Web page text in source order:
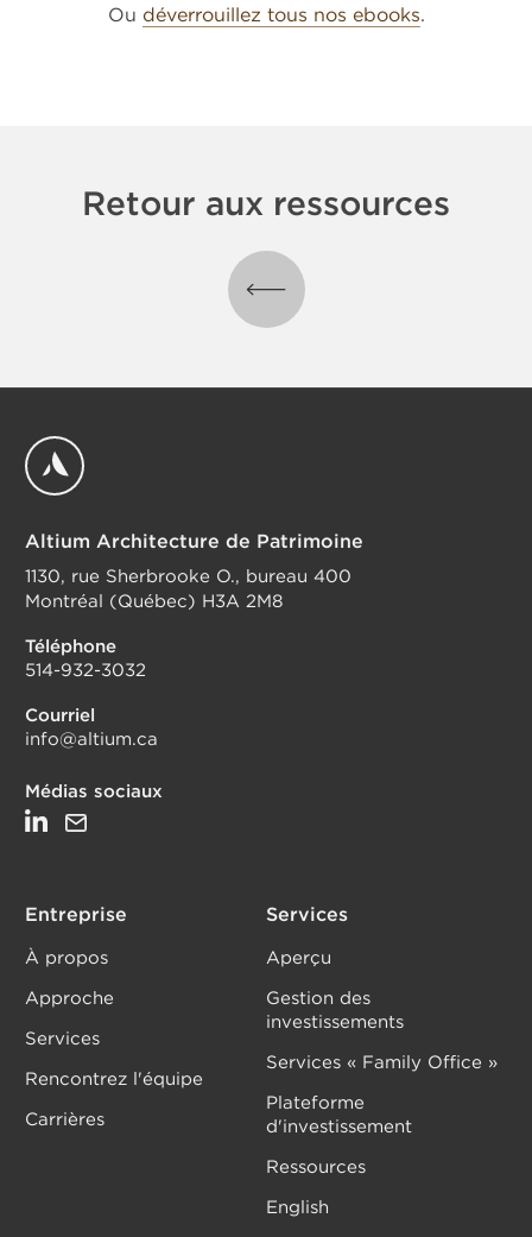
Ou déverrouillez tous nos ebooks.
Retour aux ressources
Retour aux ressources
Altium Architecture de Patrimoine
1130, rue Sherbrooke O., bureau 400
Montréal (Québec) H3A 2M8
Téléphone
514-932-3032
Courriel
info@altium.ca
Médias sociaux
Entreprise
À propos
Approche
Services
Rencontrez l'équipe
Carrières
Services
Aperçu
Gestion des
investissements
Services « Family Office »
Plateforme
d'investissement
Ressources
English